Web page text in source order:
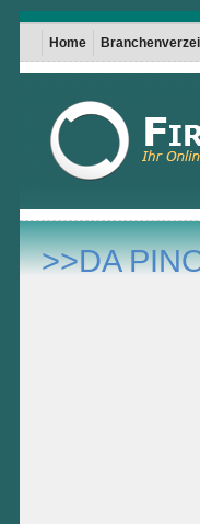
Home
>>DA